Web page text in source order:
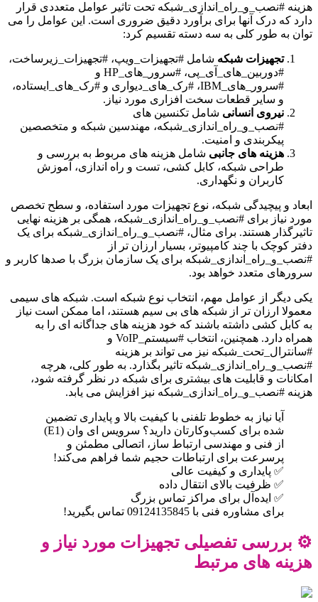
هزینه #نصب_و_راه_اندازی_شبکه تحت تاثیر عوامل متعددی قرار
دارد که درک آنها برای برآورد دقیق ضروری است. این عوامل را می
توان به طور کلی به سه دسته تقسیم کرد:
تجهیزات شبکه شامل #تجهیزات_ویپ، #تجهیزات_زیرساخت،
#دوربین_های_آی_پی، #سرور_های_HP و
#سرور_های_IBM، #رک_های_دیواری و #رک_های_ایستاده،
و سایر قطعات سخت افزاری مورد نیاز.
نیروی انسانی شامل تکنسین های
#نصب_و_راه_اندازی_شبکه، مهندسین شبکه و متخصصین
پیکربندی و امنیت.
هزینه های جانبی شامل هزینه های مربوط به بررسی و
طراحی شبکه، کابل کشی، تست و راه اندازی، آموزش
کاربران و نگهداری.
ابعاد و پیچیدگی شبکه، نوع تجهیزات مورد استفاده، و سطح تخصص
مورد نیاز برای #نصب_و_راه_اندازی_شبکه، همگی بر هزینه نهایی
تاثیرگذار هستند. برای مثال، #نصب_و_راه_اندازی_شبکه برای یک
دفتر کوچک با چند کامپیوتر، بسیار ارزان تر از
#نصب_و_راه_اندازی_شبکه برای یک سازمان بزرگ با صدها کاربر و
سرورهای متعدد خواهد بود.
یکی دیگر از عوامل مهم، انتخاب نوع شبکه است. شبکه های سیمی
معمولا ارزان تر از شبکه های بی سیم هستند، اما ممکن است نیاز
به کابل کشی داشته باشند که خود هزینه های جداگانه ای را به
همراه دارد. همچنین، انتخاب #سیستم_VoIP و
#سانترال_تحت_شبکه نیز می تواند بر هزینه
#نصب_و_راه_اندازی_شبکه تاثیر بگذارد. به طور کلی، هرچه
امکانات و قابلیت های بیشتری برای شبکه در نظر گرفته شود،
هزینه #نصب_و_راه_اندازی_شبکه نیز افزایش می یابد.
آیا نیاز به خطوط تلفنی با کیفیت بالا و پایداری تضمین
شده برای کسب‌وکارتان دارید؟ سرویس ای وان (E1)
از فنی و مهندسی ارتباط ساز، اتصالی مطمئن و
پرسرعت برای ارتباطات حجیم شما فراهم می‌کند!
✅ پایداری و کیفیت عالی
✅ ظرفیت بالای انتقال داده
✅ ایده‌آل برای مراکز تماس بزرگ
برای مشاوره فنی با 09124135845 تماس بگیرید!
⚙️ بررسی تفصیلی تجهیزات مورد نیاز و
هزینه های مرتبط